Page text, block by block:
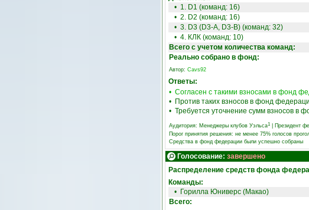
• 1. D1 (команд: 16)
• 2. D2 (команд: 16)
• 3. D3 (D3-A, D3-B) (команд: 32)
• 4. КЛК (команд: 10)
Всего с учетом количества команд:
Реально собрано в фонд:
Автор: Cavs92
Ответы:
• Согласен с такими взносами в фонд
• Против таких взносов в фонд
• Требуется уточнение сумм взносов в
Аудитория: Менеджеры клубов Уэльса1 Президент
Порог принятия решения: не менее 75% голосов
Средства в фонд федерации были успешно собраны
Голосование: завершено
Распределение средств фонда
Команды:
• Горилла Юниверс (Макао)
Всего: